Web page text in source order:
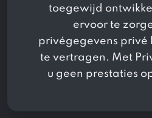
toegewijd
ervoor te
privégegevens privé
te vertragen. Met
u geen prestaties